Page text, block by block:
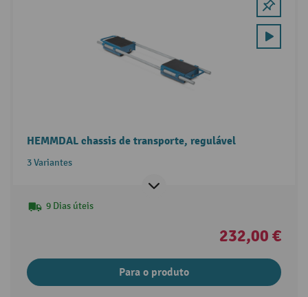
HEMMDAL chassis de transporte, regulável
3 Variantes
9 Dias úteis
232,00 €
Para o produto